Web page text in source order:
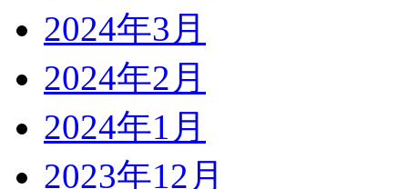
2024年3月
2024年2月
2024年1月
2023年12月